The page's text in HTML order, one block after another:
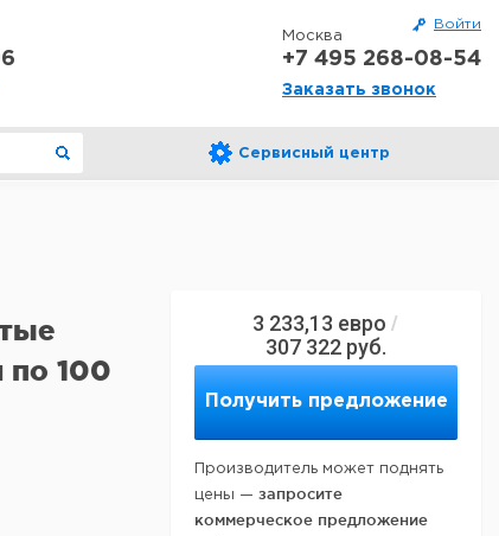
Войти
Москва
+7 495 268-08-54
Заказать звонок
Сервисный центр
3 233,13 евро /
307 322 руб.
Получить предложение
Производитель может поднять
цены — запросите
коммерческое предложение
по 100